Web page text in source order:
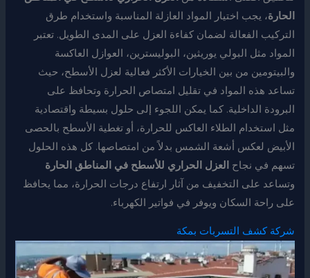
الحارة، يجب اختيار المواد العازلة المناسبة واستخدام طرق
التركيب الفعالة لضمان كفاءة العزل على المدى الطويل. تعتبر
المواد مثل البولي يوريثين، البوليسترين، العوازل العاكسة
والبيتومين من بين الخيارات الأكثر فعالية لعزل الأسطح، حيث
تساعد هذه المواد في تقليل امتصاص الحرارة وتحافظ على
البرودة الداخلية. كما يمكن اللجوء إلى حلول بسيطة واقتصادية
مثل استخدام الطلاء العاكس للحرارة، أو تغطية الأسطح بالحصى
الأبيض لعكس أشعة الشمس بدلاً من امتصاصها. كل هذه الحلول
تسهم في نجاح العزل الحراري للأسطح في المناطق الحارة
وتساعد على التخفيف من آثار ارتفاع درجات الحرارة، مما يحافظ
على راحة السكان ويوفر في فواتير الكهرباء.
شركة كشف التسربات بمكة